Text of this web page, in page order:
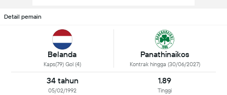
Detail pemain
Belanda
Kaps(79) Gol (4)
Panathinaikos
Kontrak hingga (30/06/2027)
34 tahun
05/02/1992
1.89
Tinggi